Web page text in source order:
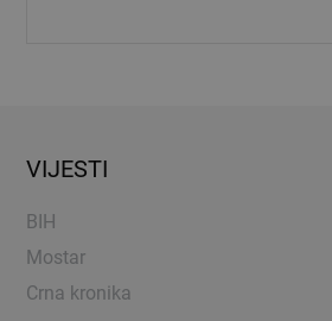
VIJESTI
BIH
Mostar
Crna kronika